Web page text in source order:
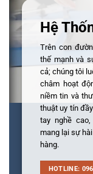
Hệ
Trên con
thế mạnh và
cả; chúng tôi
châm hoạt
niềm tin và
thuật uy tín
tay nghề
mang lại sự
hàng.
HOTLINE: